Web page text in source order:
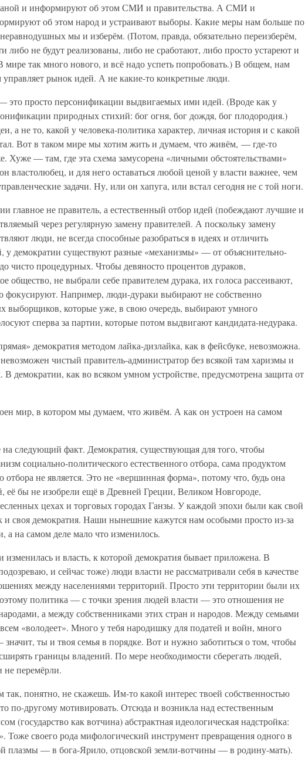
и информируют об этом СМИ и правительства. А СМИ и
об этом народ и устраивают выборы. Какие меры нам больше по
мы и изберём. (Потом, правда, обязательно переизберём,
либо не будут реализованы, либо не сработают, либо просто устареют и
мире так много нового, и всё надо успеть попробовать.) В общем, нам
управляет рынок идей. А не какие-то конкретные люди.
это просто персонификации выдвигаемых ими идей. (Вроде как у
природных стихий: бог огня, бог дождя, бог плодородия.)
а не то, какой у человека-политика характер, личная история и с какой
Вот в таком мире мы хотим жить и думаем, что живём, — где-то
Хуже — там, где эта схема замусорена «личными обстоятельствами»
властолюбец, и для него оставаться любой ценой у власти важнее, чем
задачи. Ну, или он хапуга, или встал сегодня не с той ноги.
главное не правитель, а естественный отбор идей (побеждают лучшие и
через регулярную замену правителей. А поскольку замену
люди, не всегда способные разобраться в идеях и отличить
у демократии существуют разные «механизмы» — от объяснительно-
чисто процедурных. Чтобы девяносто процентов дураков,
общество, не выбрали себе правителем дурака, их голоса рассеивают,
фокусируют. Например, люди-дураки выбирают не собственно
выборщиков, которые уже, в свою очередь, выбирают умного
сперва за партии, которые потом выдвигают кандидата-недурака.
демократия методом лайка-дизлайка, как в фейсбуке, невозможна.
чистый правитель-администратор без всякой там харизмы и
В демократии, как во всяком умном устройстве, предусмотрена защита от
мир, в котором мы думаем, что живём. А как он устроен на самом
следующий факт. Демократия, существующая для того, чтобы
социально-политического естественного отбора, сама продуктом
отбора не является. Это не «вершинная форма», потому что, будь она
бы не изобрели ещё в Древней Греции, Великом Новгороде,
цехах и торговых городах Ганзы. У каждой эпохи были как свой
и своя демократия. Наши нынешние кажутся нам особыми просто из-за
а на самом деле мало что изменилось.
изменилась и власть, к которой демократия бывает приложена. В
и сейчас тоже) люди власти не рассматривали себя в качестве
между населениями территорий. Просто эти территории были их
политика — с точки зрения людей власти — это отношения не
а между собственниками этих стран и народов. Между семьями
«володеет». Много у тебя народишку для податей и войн, много
ты и твоя семья в порядке. Вот и нужно заботиться о том, чтобы
границы владений. По мере необходимости сберегать людей,
не перемёрли.
понятно, не скажешь. Им-то какой интерес твоей собственностью
по-другому мотивировать. Отсюда и возникла над естественным
(государство как вотчина) абстрактная идеологическая надстройка:
Тоже своего рода мифологический инструмент превращения одного в
плазмы — в бога-Ярило, отцовской земли-вотчины — в родину-мать).